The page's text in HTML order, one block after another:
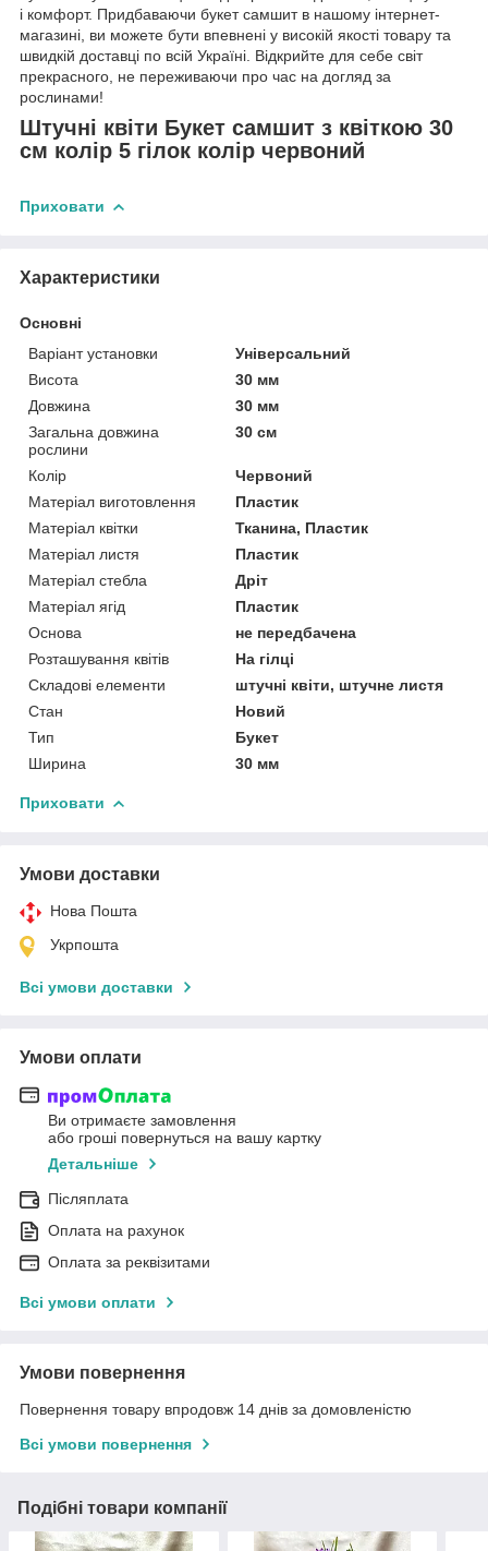
і комфорт. Придбаваючи букет самшит в нашому інтернет-
магазині, ви можете бути впевнені у високій якості товару та
швидкій доставці по всій Україні. Відкрийте для себе світ
прекрасного, не переживаючи про час на догляд за
рослинами!
Штучні квіти Букет самшит з квіткою 30
см колір 5 гілок колір червоний
Приховати
Характеристики
Основні
Варіант установки
Універсальний
Висота
30 мм
Довжина
30 мм
Загальна довжина
рослини
30 см
Колір
Червоний
Матеріал виготовлення
Пластик
Матеріал квітки
Тканина, Пластик
Матеріал листя
Пластик
Матеріал стебла
Дріт
Матеріал ягід
Пластик
Основа
не передбачена
Розташування квітів
На гілці
Складові елементи
штучні квіти, штучне листя
Стан
Новий
Тип
Букет
Ширина
30 мм
Приховати
Умови доставки
Нова Пошта
Укрпошта
Всі умови доставки
Умови оплати
Ви отримаєте замовлення
або гроші повернуться на вашу картку
Детальніше
Післяплата
Оплата на рахунок
Оплата за реквізитами
Всі умови оплати
Умови повернення
Повернення товару впродовж 14 днів за домовленістю
Всі умови повернення
Подібні товари компанії